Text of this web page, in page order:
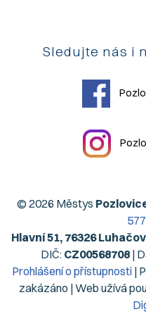
Sledujte nás i
© 2026 Městys
Hlavní 51, 76326
DIČ: CZ00568708 |
Prohlášení o přístupnosti |
zakázáno | Web užívá